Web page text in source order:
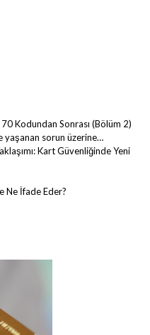
Kodundan Sonrası (Bölüm 2)
yaşanan sorun üzerine…
Kart Güvenliğinde Yeni
Ne İfade Eder?